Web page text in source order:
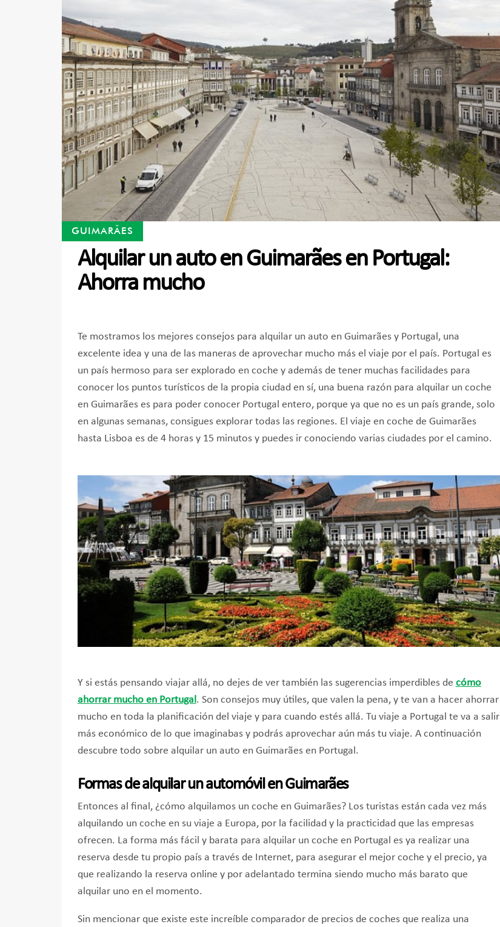
GUIMARÃES
Alquilar un auto en Guimarães en Portugal:
Ahorra mucho
Te mostramos los mejores consejos para alquilar un auto en Guimarães y Portugal, una
excelente idea y una de las maneras de aprovechar mucho más el viaje por el país. Portugal es
un país hermoso para ser explorado en coche y además de tener muchas facilidades para
conocer los puntos turísticos de la propia ciudad en sí, una buena razón para alquilar un coche
en Guimarães es para poder conocer Portugal entero, porque ya que no es un país grande, solo
en algunas semanas, consigues explorar todas las regiones. El viaje en coche de Guimarães
hasta Lisboa es de 4 horas y 15 minutos y puedes ir conociendo varias ciudades por el camino.
Y si estás pensando viajar allá, no dejes de ver también las sugerencias imperdibles de cómo
ahorrar mucho en Portugal. Son consejos muy útiles, que valen la pena, y te van a hacer ahorrar
mucho en toda la planificación del viaje y para cuando estés allá. Tu viaje a Portugal te va a salir
más económico de lo que imaginabas y podrás aprovechar aún más tu viaje. A continuación
descubre todo sobre alquilar un auto en Guimarães en Portugal.
Formas de alquilar un automóvil en Guimarães
Entonces al final, ¿cómo alquilamos un coche en Guimarães? Los turistas están cada vez más
alquilando un coche en su viaje a Europa, por la facilidad y la practicidad que las empresas
ofrecen. La forma más fácil y barata para alquilar un coche en Portugal es ya realizar una
reserva desde tu propio país a través de Internet, para asegurar el mejor coche y el precio, ya
que realizando la reserva online y por adelantado termina siendo mucho más barato que
alquilar uno en el momento.
Sin mencionar que existe este increíble comparador de precios de coches que realiza una